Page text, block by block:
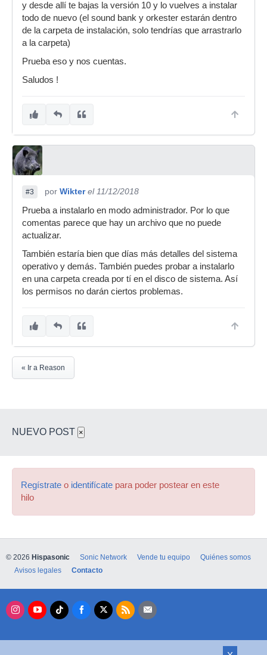
y desde allí te bajas la versión 10 y lo vuelves a instalar
todo de nuevo (el sound bank y orkester estarán dentro
de la carpeta de instalación, solo tendrías que arrastrarlo
a la carpeta)
Prueba eso y nos cuentas.
Saludos !
#3 por Wikter el 11/12/2018
Prueba a instalarlo en modo administrador. Por lo que
comentas parece que hay un archivo que no puede
actualizar.
También estaría bien que días más detalles del sistema
operativo y demás. También puedes probar a instalarlo
en una carpeta creada por tí en el disco de sistema. Así
los permisos no darán ciertos problemas.
« Ir a Reason
NUEVO POST ×
Regístrate o identifícate para poder postear en este
hilo
© 2026 Hispasonic Sonic Network Vende tu equipo
Quiénes somos
Avisos legales
Contacto